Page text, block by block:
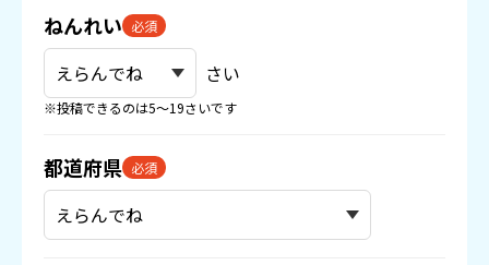
ねんれい 必須
さい
※投稿できるのは5〜19さいです
都道府県 必須